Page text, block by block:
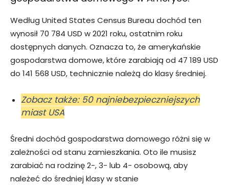
Według United States Census Bureau dochód ten
wynosił 70 784 USD w 2021 roku, ostatnim roku
dostępnych danych. Oznacza to, że amerykańskie
gospodarstwa domowe, które zarabiają od 47 189 USD
do 141 568 USD, technicznie należą do klasy średniej.
Zobacz także: 50 najniebezpieczniejszych
miast USA
Średni dochód gospodarstwa domowego różni się w
zależności od stanu zamieszkania. Oto ile musisz
zarabiać na rodzinę 2-, 3- lub 4- osobową, aby
należeć do średniej klasy w stanie